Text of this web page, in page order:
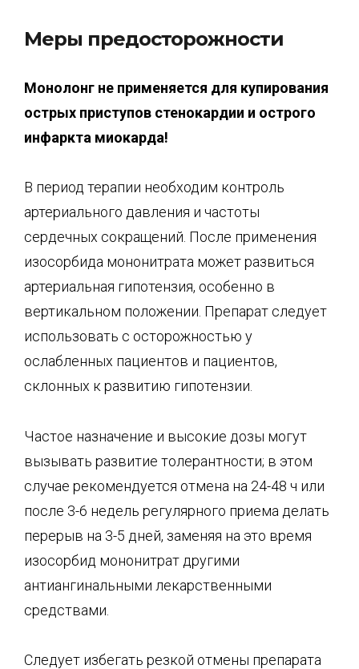
Меры предосторожности
Монолонг не применяется для купирования
острых приступов стенокардии и острого
инфаркта миокарда!
В период терапии необходим контроль
артериального давления и частоты
сердечных сокращений. После применения
изосорбида мононитрата может развиться
артериальная гипотензия, особенно в
вертикальном положении. Препарат следует
использовать с осторожностью у
ослабленных пациентов и пациентов,
склонных к развитию гипотензии.
Частое назначение и высокие дозы могут
вызывать развитие толерантности; в этом
случае рекомендуется отмена на 24-48 ч или
после 3-6 недель регулярного приема делать
перерыв на 3-5 дней, заменяя на это время
изосорбид мононитрат другими
антиангинальными лекарственными
средствами.
Следует избегать резкой отмены препарата